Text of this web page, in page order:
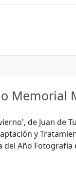
Memorial
de Juan de
y
del Año Fotografía